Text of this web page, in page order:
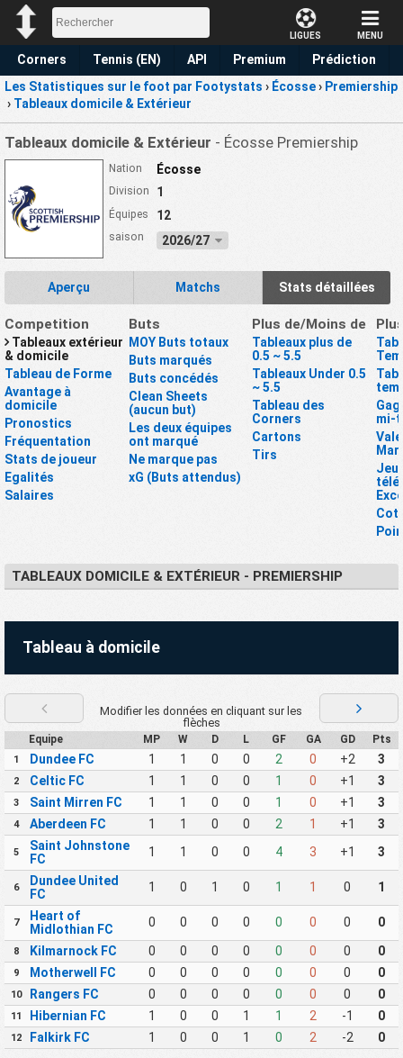
LIGUES MENU
Corners Tennis (EN) API Premium
Prédiction
Les Statistiques sur le foot par Footystats › Écosse› Premiership
› Tableaux domicile & Extérieur
Tableaux domicile & Extérieur - Écosse Premiership
Nation Écosse
Division 1
Équipes 12
saison 2026/27
Aperçu Matchs Stats détaillées
Competition
Tableaux extérieur
& domicile
Tableau de Forme
Avantage à
domicile
Pronostics
Fréquentation
Stats de joueur
Egalités
Salaires
Buts
MOY Buts totaux
Buts marqués
Buts concédés
Clean Sheets
(aucun but)
Les deux équipes
ont marqué
Ne marque pas
xG (Buts attendus)
Plus de/Moins de
Tableaux plus de
0.5 ~ 5.5
Tableaux Under 0.5
~ 5.5
Tableau des
Corners
Cartons
Tirs
mi-
TABLEAUX DOMICILE & EXTÉRIEUR - PREMIERSHIP
Tableau à domicile
Modifier les données en cliquant sur les
flèches
Equipe MP W D L GF GA GD Pts
1 Dundee FC 1 1 0 0 2 0 +2 3
2 Celtic FC 1 1 0 0 1 0 +1 3
3 Saint Mirren FC 1 1 0 0 1 0 +1 3
4 Aberdeen FC 1 1 0 0 2 1 +1 3
5
Saint Johnstone
FC
1 1 0 0 4 3 +1 3
6
Dundee United
FC
1 0 1 0 1 1 0 1
7
Heart of
Midlothian FC
0 0 0 0 0 0 0 0
8 Kilmarnock FC 0 0 0 0 0 0 0 0
9 Motherwell FC 0 0 0 0 0 0 0 0
10 Rangers FC 0 0 0 0 0 0 0 0
11 Hibernian FC 1 0 0 1 1 2 -1 0
12 Falkirk FC 1 0 0 1 0 2 -2 0